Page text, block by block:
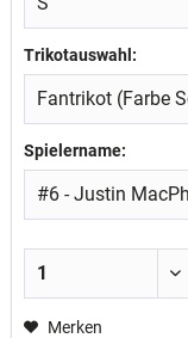
Trikotauswahl:
Spielername:
Merken